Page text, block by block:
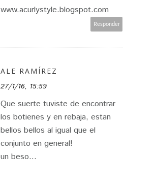
www.acurlystyle.blogspot.com
Responder
ALE RAMÍREZ
27/1/16, 15:59
Que suerte tuviste de encontrar
los botienes y en rebaja, estan
bellos bellos al igual que el
conjunto en general!
un beso...